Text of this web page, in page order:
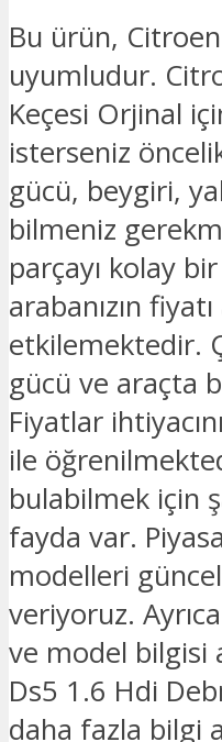
Bu ürün,
uyumludur.
Keçesi Orjinal
isterseniz
gücü, beygiri,
bilmeniz
parçayı kolay
arabanızın fiyatı
etkilemektedir.
gücü ve araçta
Fiyatlar
ile
bulabilmek için
fayda var.
modelleri
veriyoruz.
ve model bilgisi
Ds5 1.6 Hdi
daha fazla bilgi